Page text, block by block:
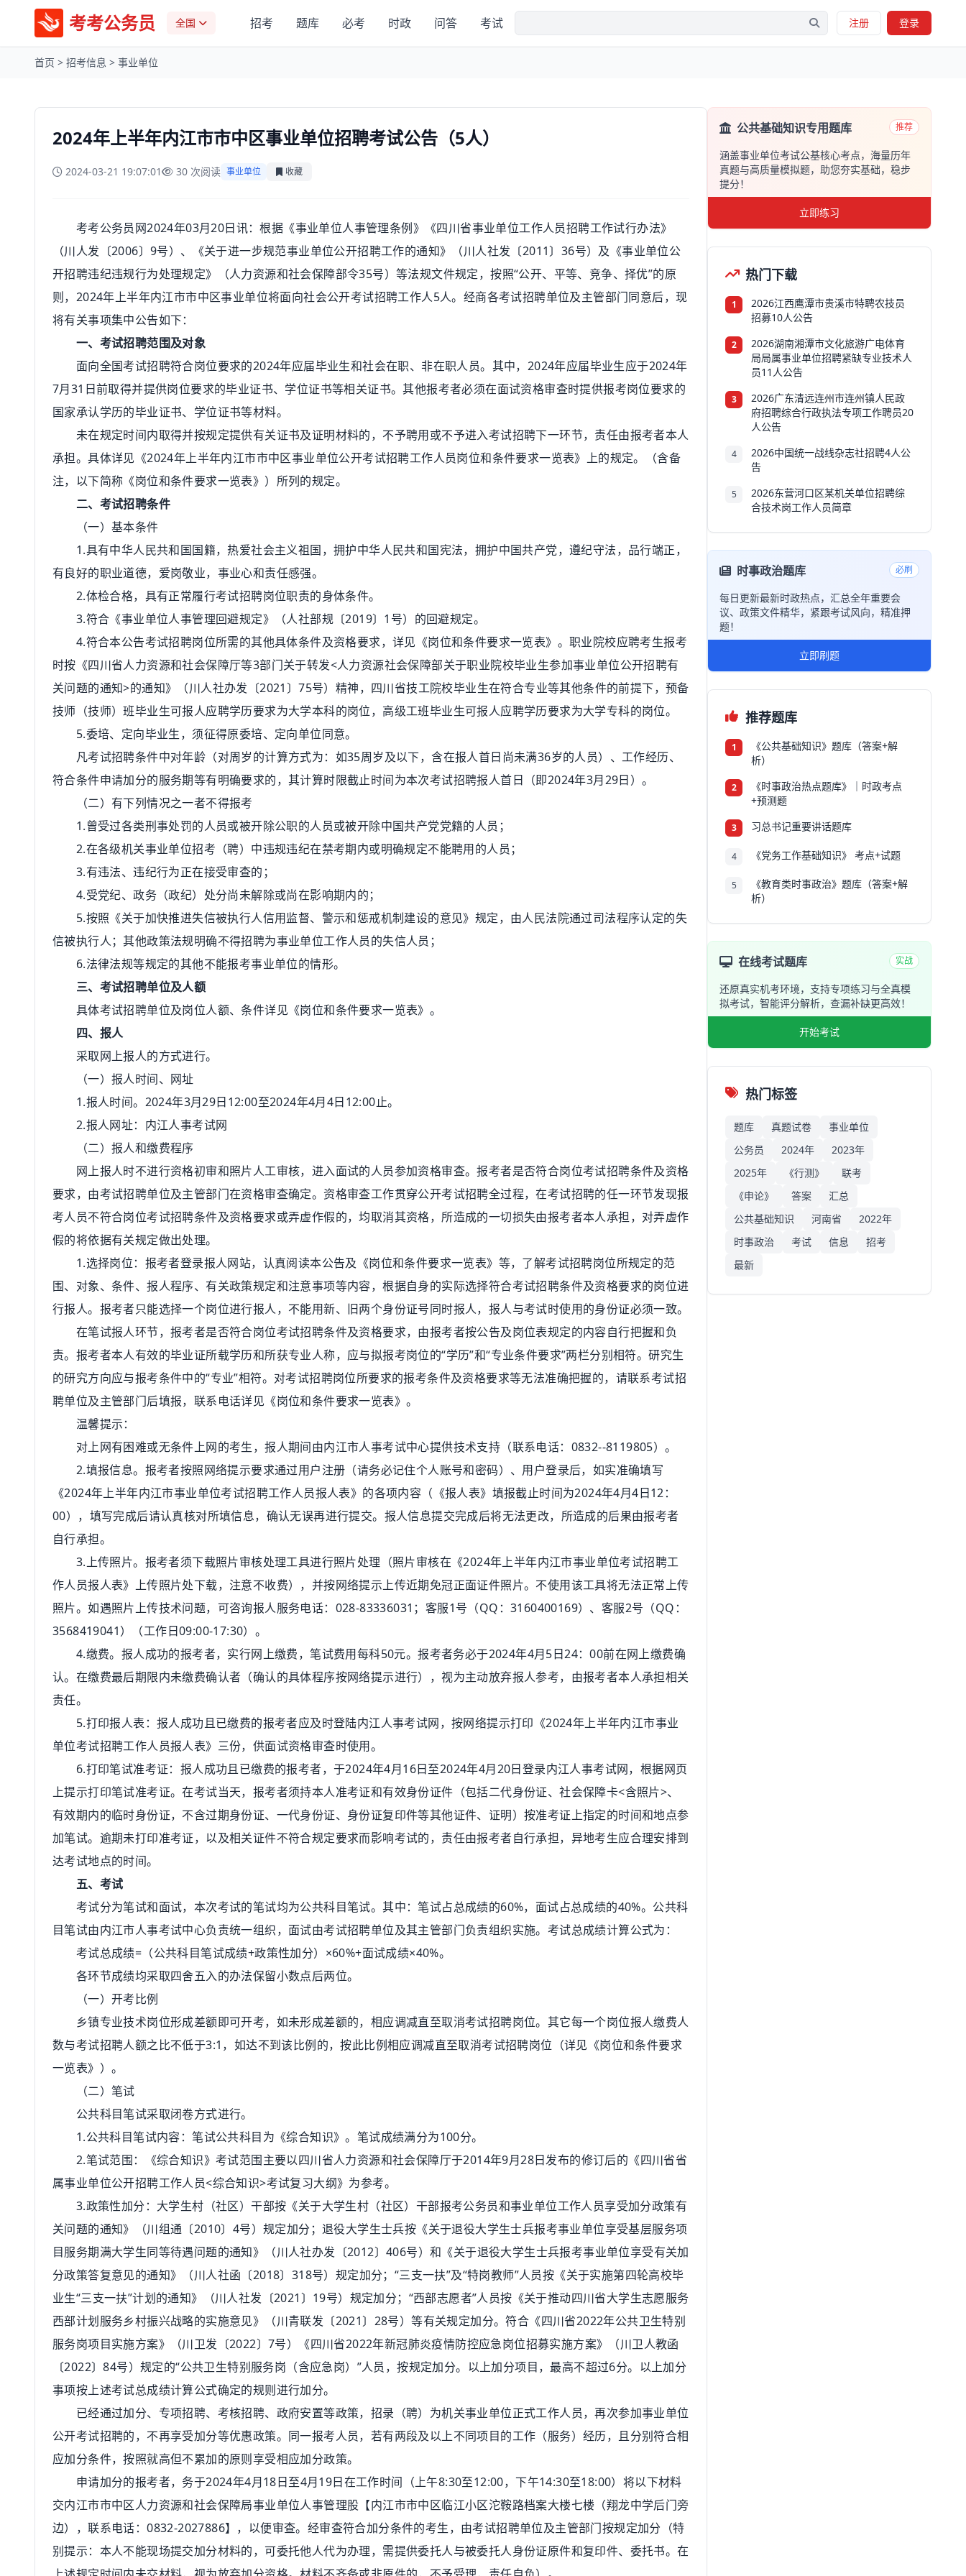
考考公务员 全国 招考 题库 必考 时政 问答 考试 注册 登录
首页 > 招考信息 > 事业单位
2024年上半年内江市市中区事业单位招聘考试公告（5人）
2024-03-21 19:07:01 30 次阅读 事业单位 收藏
考考公务员网2024年03月20日讯：根据《事业单位人事管理条例》《四川省事业单位工作人员招聘工作试行办法》
（川人发〔2006〕9号）、《关于进一步规范事业单位公开招聘工作的通知》（川人社发〔2011〕36号）及《事业单位公
开招聘违纪违规行为处理规定》（人力资源和社会保障部令35号）等法规文件规定，按照“公开、平等、竞争、择优”的原
则，2024年上半年内江市市中区事业单位将面向社会公开考试招聘工作人5人。经商各考试招聘单位及主管部门同意后，现
将有关事项集中公告如下：
一、考试招聘范围及对象
面向全国考试招聘符合岗位要求的2024年应届毕业生和社会在职、非在职人员。其中，2024年应届毕业生应于2024年
7月31日前取得并提供岗位要求的毕业证书、学位证书等相关证书。其他报考者必须在面试资格审查时提供报考岗位要求的
国家承认学历的毕业证书、学位证书等材料。
未在规定时间内取得并按规定提供有关证书及证明材料的，不予聘用或不予进入考试招聘下一环节，责任由报考者本人
承担。具体详见《2024年上半年内江市市中区事业单位公开考试招聘工作人员岗位和条件要求一览表》上的规定。（含备
注，以下简称《岗位和条件要求一览表》）所列的规定。
二、考试招聘条件
（一）基本条件
1.具有中华人民共和国国籍，热爱社会主义祖国，拥护中华人民共和国宪法，拥护中国共产党，遵纪守法，品行端正，
有良好的职业道德，爱岗敬业，事业心和责任感强。
2.体检合格，具有正常履行考试招聘岗位职责的身体条件。
3.符合《事业单位人事管理回避规定》（人社部规〔2019〕1号）的回避规定。
4.符合本公告考试招聘岗位所需的其他具体条件及资格要求，详见《岗位和条件要求一览表》。职业院校应聘考生报考
时按《四川省人力资源和社会保障厅等3部门关于转发<人力资源社会保障部关于职业院校毕业生参加事业单位公开招聘有
关问题的通知>的通知》（川人社办发〔2021〕75号）精神，四川省技工院校毕业生在符合专业等其他条件的前提下，预备
技师（技师）班毕业生可报人应聘学历要求为大学本科的岗位，高级工班毕业生可报人应聘学历要求为大学专科的岗位。
5.委培、定向毕业生，须征得原委培、定向单位同意。
凡考试招聘条件中对年龄（对周岁的计算方式为：如35周岁及以下，含在报人首日尚未满36岁的人员）、工作经历、
符合条件申请加分的服务期等有明确要求的，其计算时限截止时间为本次考试招聘报人首日（即2024年3月29日）。
（二）有下列情况之一者不得报考
1.曾受过各类刑事处罚的人员或被开除公职的人员或被开除中国共产党党籍的人员；
2.在各级机关事业单位招考（聘）中违规违纪在禁考期内或明确规定不能聘用的人员；
3.有违法、违纪行为正在接受审查的；
4.受党纪、政务（政纪）处分尚未解除或尚在影响期内的；
5.按照《关于加快推进失信被执行人信用监督、警示和惩戒机制建设的意见》规定，由人民法院通过司法程序认定的失
信被执行人；其他政策法规明确不得招聘为事业单位工作人员的失信人员；
6.法律法规等规定的其他不能报考事业单位的情形。
三、考试招聘单位及人额
具体考试招聘单位及岗位人额、条件详见《岗位和条件要求一览表》。
四、报人
采取网上报人的方式进行。
（一）报人时间、网址
1.报人时间。2024年3月29日12:00至2024年4月4日12:00止。
2.报人网址：内江人事考试网
（二）报人和缴费程序
网上报人时不进行资格初审和照片人工审核，进入面试的人员参加资格审查。报考者是否符合岗位考试招聘条件及资格
要求，由考试招聘单位及主管部门在资格审查确定。资格审查工作贯穿公开考试招聘全过程，在考试招聘的任一环节发现报
考人员不符合岗位考试招聘条件及资格要求或弄虚作假的，均取消其资格，所造成的一切损失由报考者本人承担，对弄虚作
假的将依据有关规定做出处理。
1.选择岗位：报考者登录报人网站，认真阅读本公告及《岗位和条件要求一览表》等，了解考试招聘岗位所规定的范
围、对象、条件、报人程序、有关政策规定和注意事项等内容，根据自身的实际选择符合考试招聘条件及资格要求的岗位进
行报人。报考者只能选择一个岗位进行报人，不能用新、旧两个身份证号同时报人，报人与考试时使用的身份证必须一致。
在笔试报人环节，报考者是否符合岗位考试招聘条件及资格要求，由报考者按公告及岗位表规定的内容自行把握和负
责。报考者本人有效的毕业证所载学历和所获专业人称，应与拟报考岗位的“学历”和“专业条件要求”两栏分别相符。研究生
的研究方向应与报考条件中的“专业”相符。对考试招聘岗位所要求的报考条件及资格要求等无法准确把握的，请联系考试招
聘单位及主管部门后填报，联系电话详见《岗位和条件要求一览表》。
温馨提示：
对上网有困难或无条件上网的考生，报人期间由内江市人事考试中心提供技术支持（联系电话：0832--8119805）。
2.填报信息。报考者按照网络提示要求通过用户注册（请务必记住个人账号和密码）、用户登录后，如实准确填写
《2024年上半年内江市事业单位考试招聘工作人员报人表》的各项内容（《报人表》填报截止时间为2024年4月4日12：
00），填写完成后请认真核对所填信息，确认无误再进行提交。报人信息提交完成后将无法更改，所造成的后果由报考者
自行承担。
3.上传照片。报考者须下载照片审核处理工具进行照片处理（照片审核在《2024年上半年内江市事业单位考试招聘工
作人员报人表》上传照片处下载，注意不收费），并按网络提示上传近期免冠正面证件照片。不使用该工具将无法正常上传
照片。如遇照片上传技术问题，可咨询报人服务电话：028-83336031；客服1号（QQ：3160400169）、客服2号（QQ：
3568419041）（工作日09:00-17:30）。
4.缴费。报人成功的报考者，实行网上缴费，笔试费用每科50元。报考者务必于2024年4月5日24：00前在网上缴费确
认。在缴费最后期限内未缴费确认者（确认的具体程序按网络提示进行），视为主动放弃报人参考，由报考者本人承担相关
责任。
5.打印报人表：报人成功且已缴费的报考者应及时登陆内江人事考试网，按网络提示打印《2024年上半年内江市事业
单位考试招聘工作人员报人表》三份，供面试资格审查时使用。
6.打印笔试准考证：报人成功且已缴费的报考者，于2024年4月16日至2024年4月20日登录内江人事考试网，根据网页
上提示打印笔试准考证。在考试当天，报考者须持本人准考证和有效身份证件（包括二代身份证、社会保障卡<含照片>、
有效期内的临时身份证，不含过期身份证、一代身份证、身份证复印件等其他证件、证明）按准考证上指定的时间和地点参
加笔试。逾期未打印准考证，以及相关证件不符合规定要求而影响考试的，责任由报考者自行承担，异地考生应合理安排到
达考试地点的时间。
五、考试
考试分为笔试和面试，本次考试的笔试均为公共科目笔试。其中：笔试占总成绩的60%，面试占总成绩的40%。公共科
目笔试由内江市人事考试中心负责统一组织，面试由考试招聘单位及其主管部门负责组织实施。考试总成绩计算公式为：
考试总成绩=（公共科目笔试成绩+政策性加分）×60%+面试成绩×40%。
各环节成绩均采取四舍五入的办法保留小数点后两位。
（一）开考比例
乡镇专业技术岗位形成差额即可开考，如未形成差额的，相应调减直至取消考试招聘岗位。其它每一个岗位报人缴费人
数与考试招聘人额之比不低于3:1，如达不到该比例的，按此比例相应调减直至取消考试招聘岗位（详见《岗位和条件要求
一览表》）。
（二）笔试
公共科目笔试采取闭卷方式进行。
1.公共科目笔试内容：笔试公共科目为《综合知识》。笔试成绩满分为100分。
2.笔试范围：《综合知识》考试范围主要以四川省人力资源和社会保障厅于2014年9月28日发布的修订后的《四川省省
属事业单位公开招聘工作人员<综合知识>考试复习大纲》为参考。
3.政策性加分：大学生村（社区）干部按《关于大学生村（社区）干部报考公务员和事业单位工作人员享受加分政策有
关问题的通知》（川组通〔2010〕4号）规定加分；退役大学生士兵按《关于退役大学生士兵报考事业单位享受基层服务项
目服务期满大学生同等待遇问题的通知》（川人社办发〔2012〕406号）和《关于退役大学生士兵报考事业单位享受有关加
分政策答复意见的通知》（川人社函〔2018〕318号）规定加分；“三支一扶”及“特岗教师”人员按《关于实施第四轮高校毕
业生“三支一扶”计划的通知》（川人社发〔2021〕19号）规定加分；“西部志愿者”人员按《关于推动四川省大学生志愿服务
西部计划服务乡村振兴战略的实施意见》（川青联发〔2021〕28号）等有关规定加分。符合《四川省2022年公共卫生特别
服务岗项目实施方案》（川卫发〔2022〕7号）《四川省2022年新冠肺炎疫情防控应急岗位招募实施方案》（川卫人教函
〔2022〕84号）规定的“公共卫生特别服务岗（含应急岗）”人员，按规定加分。以上加分项目，最高不超过6分。以上加分
事项按上述考试总成绩计算公式确定的规则进行加分。
已经通过加分、专项招聘、考核招聘、政府安置等政策，招录（聘）为机关事业单位正式工作人员，再次参加事业单位
公开考试招聘的，不再享受加分等优惠政策。同一报考人员，若有两段及以上不同项目的工作（服务）经历，且分别符合相
应加分条件，按照就高但不累加的原则享受相应加分政策。
申请加分的报考者，务于2024年4月18日至4月19日在工作时间（上午8:30至12:00，下午14:30至18:00）将以下材料
交内江市市中区人力资源和社会保障局事业单位人事管理股【内江市市中区临江小区沱鞍路档案大楼七楼（翔龙中学后门旁
边），联系电话：0832-2027886】，以便审查。经审查符合加分条件的考生，由考试招聘单位及主管部门按规定加分（特
别提示：本人不能现场提交加分材料的，可委托他人代为办理，需提供委托人与被委托人身份证原件和复印件、委托书。在
公共基础知识专用题库 推荐
涵盖事业单位考试公基核心考点，海量历年
真题与高质量模拟题，助您夯实基础，稳步
提分！
立即练习
热门下载
1
2026江西鹰潭市贵溪市特聘农技员
招募10人公告
2
2026湖南湘潭市文化旅游广电体育
局局属事业单位招聘紧缺专业技术人
员11人公告
3
2026广东清远连州市连州镇人民政
府招聘综合行政执法专项工作聘员20
人公告
4
2026中国统一战线杂志社招聘4人公
告
5
2026东营河口区某机关单位招聘综
合技术岗工作人员简章
时事政治题库 必刷
每日更新最新时政热点，汇总全年重要会
议、政策文件精华，紧跟考试风向，精准押
题！
立即刷题
推荐题库
1
《公共基础知识》题库（答案+解
析）
2
《时事政治热点题库》｜时政考点
+预测题
3 习总书记重要讲话题库
4 《党务工作基础知识》 考点+试题
5
《教育类时事政治》题库（答案+解
析）
在线考试题库 实战
还原真实机考环境，支持专项练习与全真模
拟考试，智能评分解析，查漏补缺更高效！
开始考试
热门标签
题库 真题试卷
事业单位
公务员
2024年
2023年
2025年
《行测》
联考
《申论》
答案
汇总
公共基础知识
河南省
2022年
时事政治
考试 信息
招考
最新